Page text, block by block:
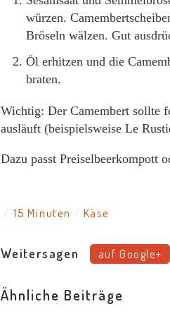
würzen.
Bröseln wälzen. Gut
Öl erhitzen und die
braten.
Wichtig: Der Camembert sollte
ausläuft (beispielsweise Le
Dazu passt Preiselbeerkompott
15 Minuten Käse
Weitersagen auf Google+
Ähnliche Beiträge